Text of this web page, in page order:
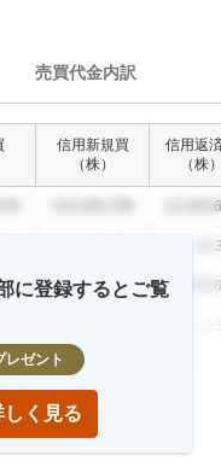
売買代金内訳
信用新規買
（株）
信用返
（株
123,456,789
123,456,789
%
に登録するとご覧
レゼント
く見る